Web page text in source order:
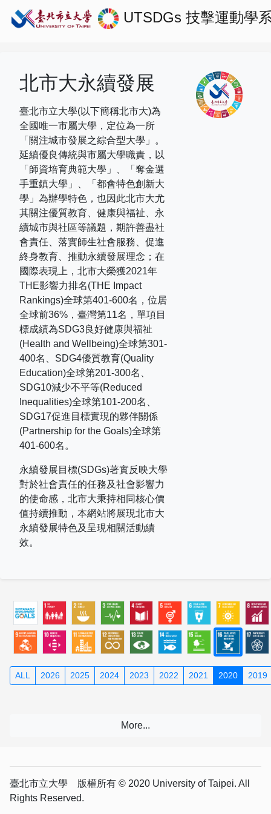
UTSDGs 技擊運動學
北市大永續發展
臺北市立大學(以下簡稱北市大)為
全國唯一市屬大學，定位為一所
「關注城市發展之綜合型大學」。
延續優良傳統與市屬大學職責，以
「師資培育典範大學」、「奪金選
手重鎮大學」、「都會特色創新大
學」為辦學特色，也因此北市大尤
其關注優質教育、健康與福祉、永
續城市與社區等議題，期許善盡社
會責任、落實師生社會服務、促進
終身教育、推動永續發展理念；在
國際表現上， 北市大榮獲2021年
THE影響力排名(THE Impact
Rankings)全球第401-600名，位居
全球前36% ，臺灣第11名，單項目
標成績為SDG3良好健康與福祉
(Health and Wellbeing)全球第301-
400名、 SDG4優質教育(Quality
Education)全球第201-300名、
SDG10減少不平等(Reduced
Inequalities)全球第101-200名、
SDG17促進目標實現的夥伴關係
(Partnership for the Goals)全球第
401-600名。
永續發展目標(SDGs)著實反映大學
對於社會責任的任務及社會影響力
的使命感，北市大秉持相同核心價
值持續推動，本網站將展現北市大
永續發展特色及呈現相關活動績
效。
ALL 2026 2025 2024 2023 2022 2021 2020 2019
臺北市立大學 版權所有 © 2020 University of Taipei. All
Rights Reserved.